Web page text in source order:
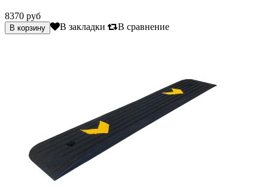
8370 руб
В закладки В сравнение